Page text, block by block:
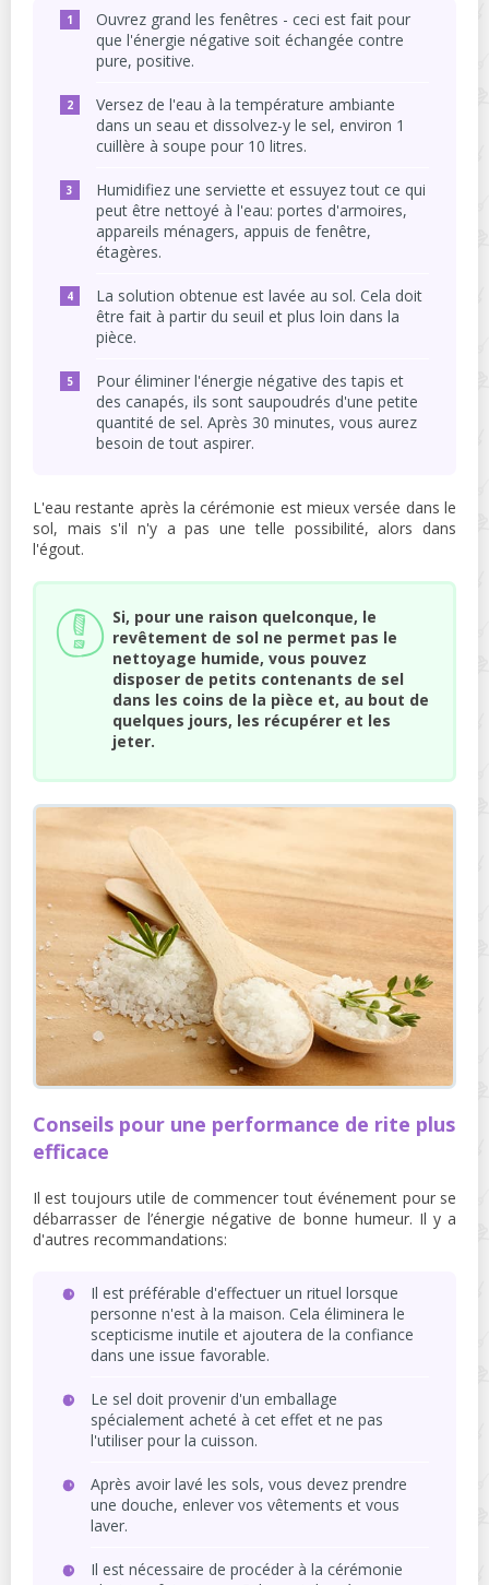
Ouvrez grand les fenêtres - ceci est fait pour
que l'énergie négative soit échangée contre
pure, positive.
Versez de l'eau à la température ambiante
dans un seau et dissolvez-y le sel, environ 1
cuillère à soupe pour 10 litres.
Humidifiez une serviette et essuyez tout ce qui
peut être nettoyé à l'eau: portes d'armoires,
appareils ménagers, appuis de fenêtre,
étagères.
La solution obtenue est lavée au sol. Cela doit
être fait à partir du seuil et plus loin dans la
pièce.
Pour éliminer l'énergie négative des tapis et
des canapés, ils sont saupoudrés d'une petite
quantité de sel. Après 30 minutes, vous aurez
besoin de tout aspirer.
L'eau restante après la cérémonie est mieux versée dans le
sol, mais s'il n'y a pas une telle possibilité, alors dans
l'égout.
Si, pour une raison quelconque, le
revêtement de sol ne permet pas le
nettoyage humide, vous pouvez
disposer de petits contenants de sel
dans les coins de la pièce et, au bout de
quelques jours, les récupérer et les
jeter.
Conseils pour une performance de rite plus
efficace
Il est toujours utile de commencer tout événement pour se
débarrasser de l’énergie négative de bonne humeur. Il y a
d'autres recommandations:
Il est préférable d'effectuer un rituel lorsque
personne n'est à la maison. Cela éliminera le
scepticisme inutile et ajoutera de la confiance
dans une issue favorable.
Le sel doit provenir d'un emballage
spécialement acheté à cet effet et ne pas
l'utiliser pour la cuisson.
Après avoir lavé les sols, vous devez prendre
une douche, enlever vos vêtements et vous
laver.
Il est nécessaire de procéder à la cérémonie